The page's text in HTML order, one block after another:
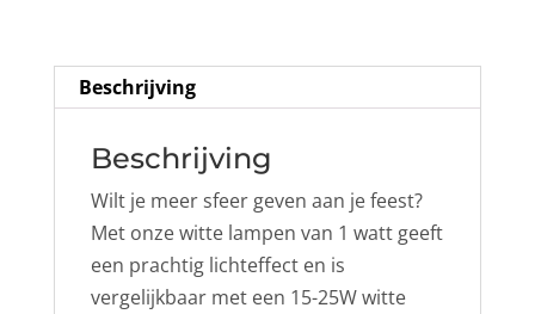
Beschrijving
Beschrijving
Wilt je meer sfeer geven aan je feest?
Met onze witte lampen van 1 watt geeft
een prachtig lichteffect en is
vergelijkbaar met een 15-25W witte